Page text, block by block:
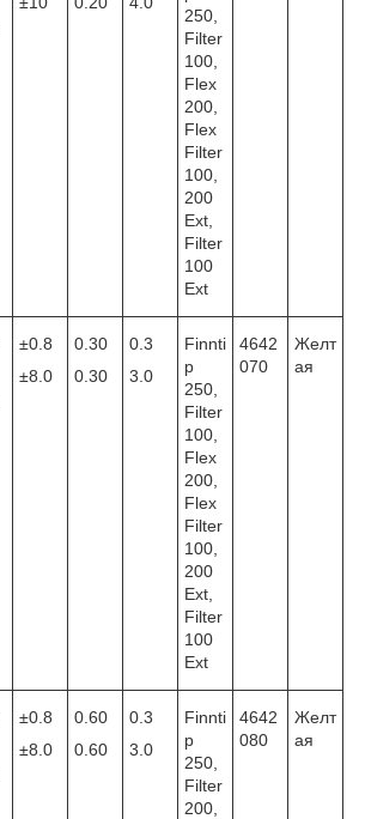
250,
Filter
100,
Flex
200,
Flex
Filter
100,
200
Ext,
Filter
100
Ext
±0.8
±8.0
0.30
0.30
0.3
3.0
Finnti
p
250,
Filter
100,
Flex
200,
Flex
Filter
100,
200
Ext,
Filter
100
Ext
4642
070
Желт
ая
±0.8
±8.0
0.60
0.60
0.3
3.0
Finnti
p
250,
Filter
200,
4642
080
Желт
ая